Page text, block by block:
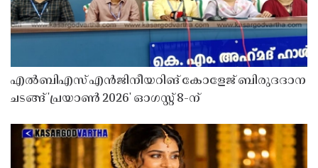
എൽബിഎസ് എൻജിനീയറിങ് കോളേജ് ബിരുദദാന
ചടങ്ങ് 'പ്രയാൺ 2026' ഓഗസ്റ്റ് 8-ന്